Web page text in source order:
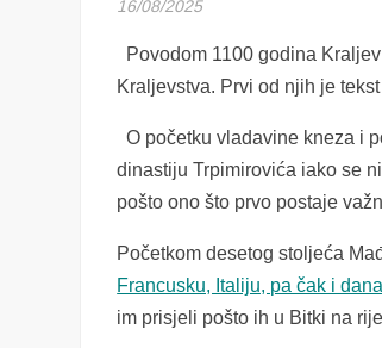
16/08/2025
Povodom 1100 godina
Kraljevstva. Prvi od njih je
O početku vladavine kneza i
dinastiju Trpimirovića iako se
pošto ono što prvo postaje
Početkom desetog stoljeća
Francusku, Italiju, pa čak i
im prisjeli pošto ih u Bitki na